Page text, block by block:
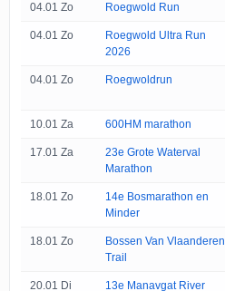
04.01 Zo Roegwold Run
04.01 Zo
Roegwold Ultra Run
2026
04.01 Zo Roegwoldrun
10.01 Za 600HM marathon
17.01 Za
23e Grote Waterval
Marathon
18.01 Zo
14e Bosmarathon en
Minder
18.01 Zo
Bossen Van Vlaanderen
Trail
20.01 Di 13e Manavgat River